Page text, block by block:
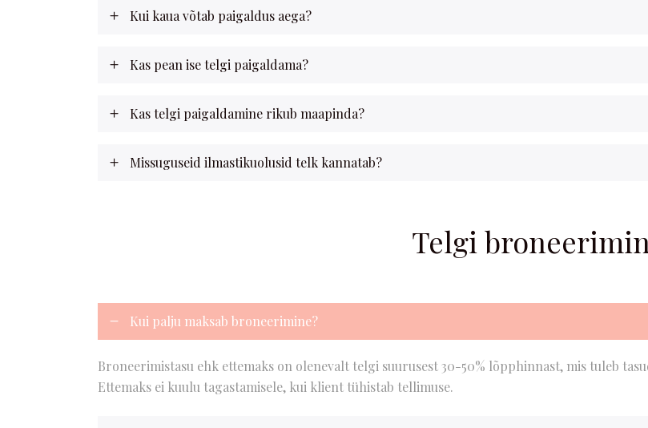
Kui kaua võtab paigaldus aega?
Kas pean ise telgi paigaldama?
Kas telgi paigaldamine rikub maapinda?
Missuguseid ilmastikuolusid telk kannatab?
Telgi
Kui palju maksab broneerimine?
Broneerimistasu ehk ettemaks on olenevalt telgi suurusest 30-50% lõpphinnast, mis tuleb
Ettemaks ei kuulu tagastamisele, kui klient tühistab tellimuse.